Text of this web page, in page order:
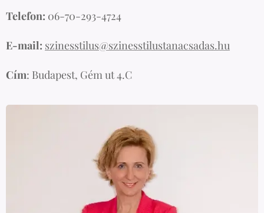
Telefon: 06-70-293-4724
E-mail: szinesstilus@szinesstilustanacsadas.hu
Cím: Budapest, Gém ut 4.C